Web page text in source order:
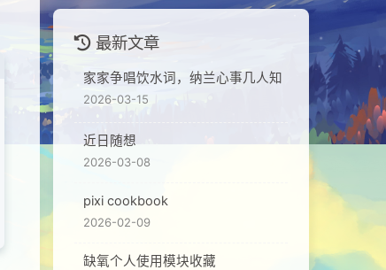
最新文章
家家争唱饮水词，纳兰心事几人知
2026-03-15
近日随想
2026-03-08
pixi cookbook
2026-02-09
缺氧个人使用模块收藏